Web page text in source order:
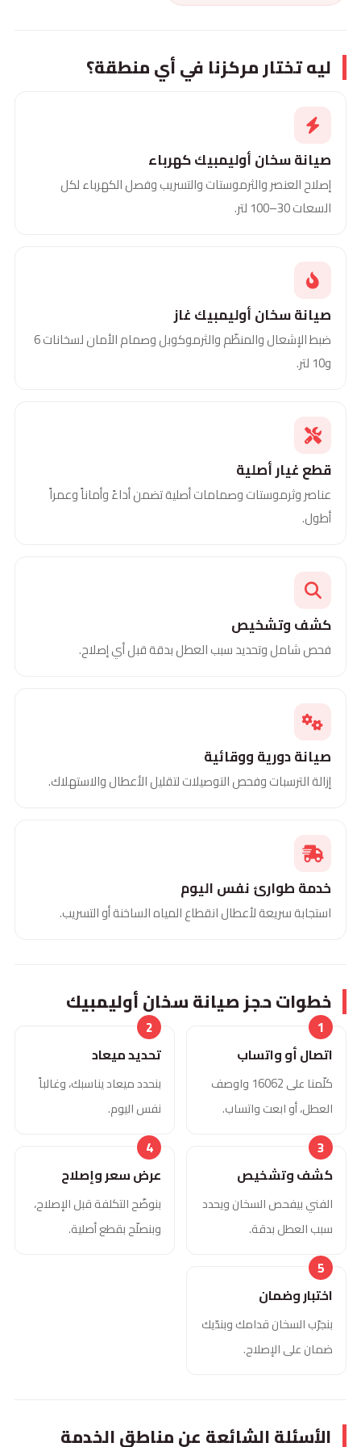
ليه تختار مركزنا في أي منطقة؟
صيانة سخان أوليمبيك كهرباء
إصلاح العنصر والثرموستات والتسريب وفصل الكهرباء لكل
السعات 30–100 لتر.
صيانة سخان أوليمبيك غاز
ضبط الإشعال والمنظّم والثرموكوبل وصمام الأمان لسخانات 6
و10 لتر.
قطع غيار أصلية
عناصر وثرموستات وصمامات أصلية تضمن أداءً وأماناً وعمراً
أطول.
كشف وتشخيص
فحص شامل وتحديد سبب العطل بدقة قبل أي إصلاح.
صيانة دورية ووقائية
إزالة الترسبات وفحص التوصيلات لتقليل الأعطال والاستهلاك.
خدمة طوارئ نفس اليوم
استجابة سريعة لأعطال انقطاع المياه الساخنة أو التسريب.
خطوات حجز صيانة سخان أوليمبيك
اتصال أو واتساب
كلّمنا على 16062 واوصف
العطل، أو ابعت واتساب.
تحديد ميعاد
بنحدد ميعاد يناسبك، وغالباً
نفس اليوم.
كشف وتشخيص
الفني بيفحص السخان ويحدد
سبب العطل بدقة.
عرض سعر وإصلاح
بنوضّح التكلفة قبل الإصلاح،
وبنصلّح بقطع أصلية.
اختبار وضمان
بنجرّب السخان قدامك وبندّيك
ضمان على الإصلاح.
الأسئلة الشائعة عن مناطق الخدمة